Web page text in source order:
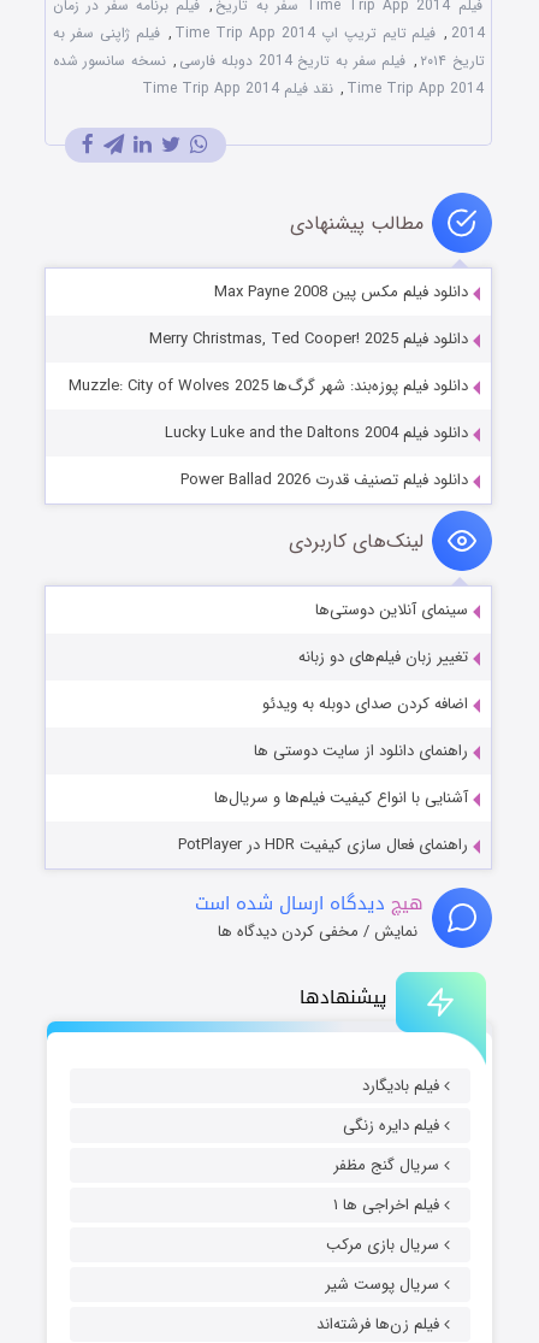
پیشنهادها
فیلم بادیگارد
فیلم دایره زنگی
سریال گنج مظفر
فیلم اخراجی ها ۱
سریال بازی مرکب
سریال پوست شیر
فیلم زن‌ها فرشته‌اند
فیلم Time Trip App 2014 سفر به تاریخ , فیلم برنامه سفر در زمان
2014
, فیلم تایم تریپ اپ Time Trip App 2014 , فیلم ژاپنی سفر به
تاریخ ۲۰۱۴
, فیلم سفر به تاریخ 2014 دوبله فارسی , نسخه سانسور شده
Time Trip App 2014
, نقد فیلم Time Trip App 2014
مطالب پیشنهادی
دانلود فیلم مکس پین Max Payne 2008
دانلود فیلم Merry Christmas, Ted Cooper! 2025
دانلود فیلم پوزه‌بند: شهر گرگ‌‌ها Muzzle: City of Wolves 2025
دانلود فیلم Lucky Luke and the Daltons 2004
دانلود فیلم تصنیف قدرت Power Ballad 2026
لینک‌های کاربردی
سینمای آنلاین دوستی‌ها
تغییر زبان فیلم‌های دو زبانه
اضافه کردن صدای دوبله به ویدئو
راهنمای دانلود از سایت دوستی ها
آشنایی با انواع کیفیت فیلم‌ها و سریال‌ها
راهنمای فعال سازی کیفیت HDR در PotPlayer
هیچ دیدگاه ارسال شده است
نمایش / مخفی کردن دیدگاه ها